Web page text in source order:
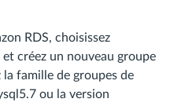
RDS, choisissez
et créez un nouveau groupe
famille de groupes de
ou la version